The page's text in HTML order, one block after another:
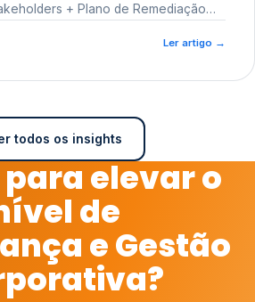
+ Plano de Remediação
Ler artigo →
todos os insights
elevar o
de
e Gestão